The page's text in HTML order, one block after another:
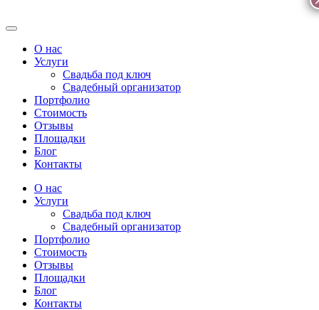
О нас
Услуги
Свадьба под ключ
Свадебный организатор
Портфолио
Стоимость
Отзывы
Площадки
Блог
Контакты
О нас
Услуги
Свадьба под ключ
Свадебный организатор
Портфолио
Стоимость
Отзывы
Площадки
Блог
Контакты